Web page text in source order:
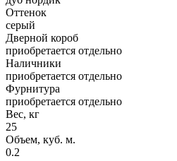
Оттенок
серый
Дверной короб
приобретается отдельно
Наличники
приобретается отдельно
Фурнитура
приобретается отдельно
Вес, кг
25
Объем, куб. м.
0.2